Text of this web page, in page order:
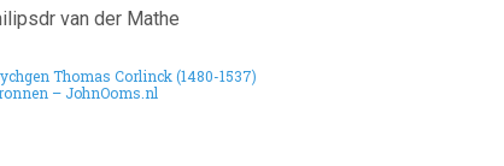
van der Mathe
Thomas Corlinck (1480-1537)
– JohnOoms.nl